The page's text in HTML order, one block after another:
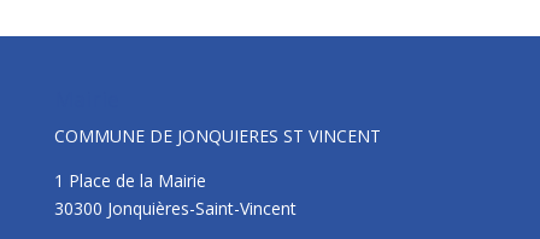
COMMUNE DE JONQUIERES ST VINCENT
1 Place de la Mairie
30300 Jonquières-Saint-Vincent